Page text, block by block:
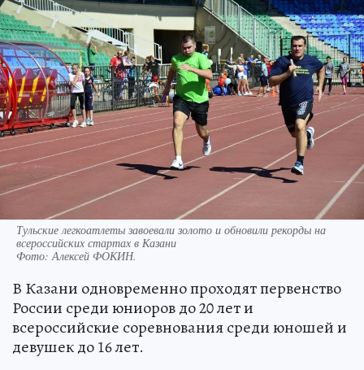
Тульские легкоатлеты завоевали золото и обновили рекорды на
всероссийских стартах в Казани
Фото: Алексей ФОКИН.
В Казани одновременно проходят первенство
России среди юниоров до 20 лет и
всероссийские соревнования среди юношей и
девушек до 16 лет.